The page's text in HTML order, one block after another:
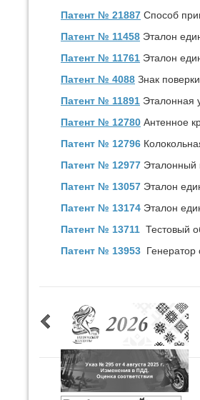
Патент № 21887 Способ
Патент № 11458 Эталон
Патент № 11761 Эталон
Патент № 4088 Знак поверки.
Патент № 11891 Эталонная
Патент № 12780 Антенное
Патент № 12796
Патент № 12977 Эталонный
Патент № 13057 Эталон
Патент № 13174 Эталон
Патент № 13711 Тестовый
Патент № 13953 Генератор